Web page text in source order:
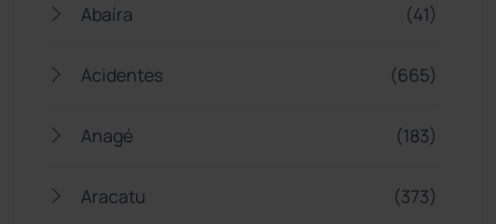
Abaíra (41)
Acidentes (665)
Anagé (183)
Aracatu (373)